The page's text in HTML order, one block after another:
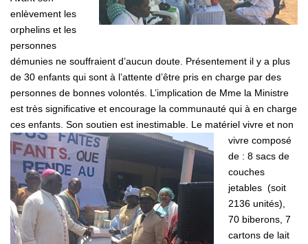
enlèvement les
orphelins et les
personnes
démunies ne souffraient d’aucun doute. Présentement il y a plus
de 30 enfants qui sont à l’attente d’être pris en charge par des
personnes de bonnes volontés. L’implication de Mme la Ministre
est très significative et encourage la communauté qui à en charge
ces enfants. Son soutien est inestimable. Le matériel vivre et non
vivre composé
de : 8 sacs de
couches
jetables (soit
2136 unités),
70 biberons, 7
cartons de lait